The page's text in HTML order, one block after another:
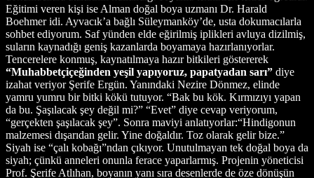
Eğitimi veren kişi ise Alman doğal boya uzmanı Dr. Harald
Boehmer idi. Ayvacık’a bağlı Süleymanköy’de, usta dokumacılarla
sohbet ediyorum. Saf yünden elde eğirilmiş iplikleri avluya dizilmiş,
suların kaynadığı geniş kazanlarda boyamaya hazırlanıyorlar.
Tencerelere konmuş, kaynatılmaya hazır bitkileri göstererek
“Muhabbetçiçeğinden yeşil yapıyoruz, papatyadan sarı” diye
izahat veriyor Şerife Ergün. Yanındaki Nezire Dönmez, elinde
yamru yumru bir bitki kökü tutuyor. “Bak bu kök. Kırmızıyı yapan
da bu. Şaşılacak şey değil mi?” “Evet” diye cevap veriyorum,
“gerçekten şaşılacak şey”. Sonra maviyi anlatıyorlar:“Hindigonun
malzemesi dışarıdan gelir. Yine doğaldır. Toz olarak gelir bize.”
Siyah ise “çalı kobağı”ndan çıkıyor. Unutulmayan tek doğal boya da
siyah; çünkü anneleri onunla ferace yaparlarmış. Projenin yöneticisi
Prof. Şerife Atlıhan, boyanın yanı sıra desenlerde de öze dönüşün